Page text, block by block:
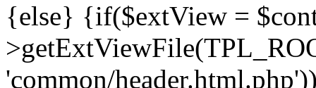
{else} {if($extView =
'common/